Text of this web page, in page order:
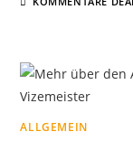
ALLGEMEIN